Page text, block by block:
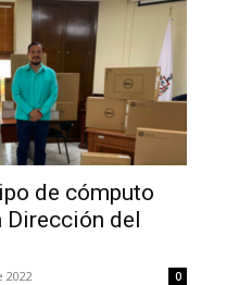
de cómputo
Dirección del
2022 0